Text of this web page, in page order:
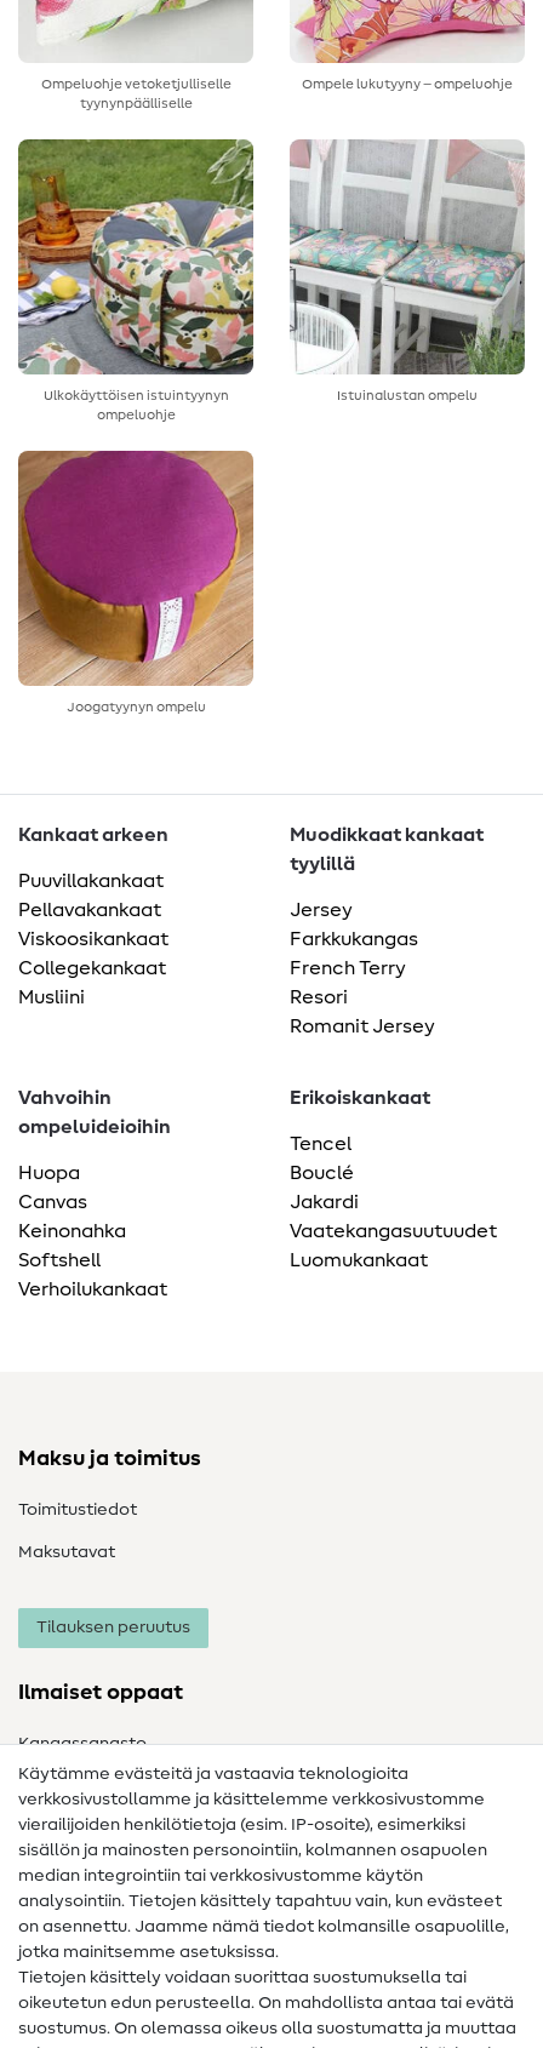
Ompeluohje vetoketjulliselle
tyynynpäälliselle
Ompele lukutyyny – ompeluohje
Ulkokäyttöisen istuintyynyn
ompeluohje
Istuinalustan ompelu
Joogatyynyn ompelu
Kankaat arkeen
Puuvillakankaat
Pellavakankaat
Viskoosikankaat
Collegekankaat
Musliini
Muodikkaat kankaat
tyylillä
Jersey
Farkkukangas
French Terry
Resori
Romanit Jersey
Vahvoihin
ompeluideioihin
Huopa
Canvas
Keinonahka
Softshell
Verhoilukankaat
Erikoiskankaat
Tencel
Bouclé
Jakardi
Vaatekangasuutuudet
Luomukankaat
Maksu ja toimitus
Toimitustiedot
Maksutavat
Tilauksen peruutus
Ilmaiset oppaat
Kangassanasto
Ompelusanasto
Ompeluohjeet
Apua ja yhteystiedot
Yhteystiedot
Tietoa omistajanvaihdoksesta
Käytämme evästeitä ja vastaavia teknologioita
verkkosivustollamme ja käsittelemme verkkosivustomme
vierailijoiden henkilötietoja (esim. IP-osoite), esimerkiksi
sisällön ja mainosten personointiin, kolmannen osapuolen
median integrointiin tai verkkosivustomme käytön
analysointiin. Tietojen käsittely tapahtuu vain, kun evästeet
on asennettu. Jaamme nämä tiedot kolmansille osapuolille,
jotka mainitsemme asetuksissa.
Tietojen käsittely voidaan suorittaa suostumuksella tai
oikeutetun edun perusteella. On mahdollista antaa tai evätä
suostumus. On olemassa oikeus olla suostumatta ja muuttaa